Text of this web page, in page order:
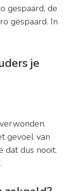
gespaard, de
gespaard. In
je
gevoel van
dat dus nooit.